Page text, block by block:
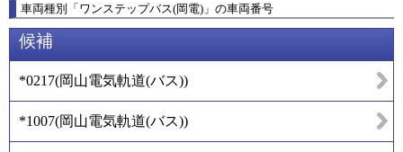
車両種別 「ワンステップバス(岡電) 」 の車両番号
候補
*0217(岡山電気軌道(バス))
*1007(岡山電気軌道(バス))